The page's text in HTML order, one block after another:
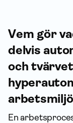
Vem gör
delvis
och
arbetsmiljö
En